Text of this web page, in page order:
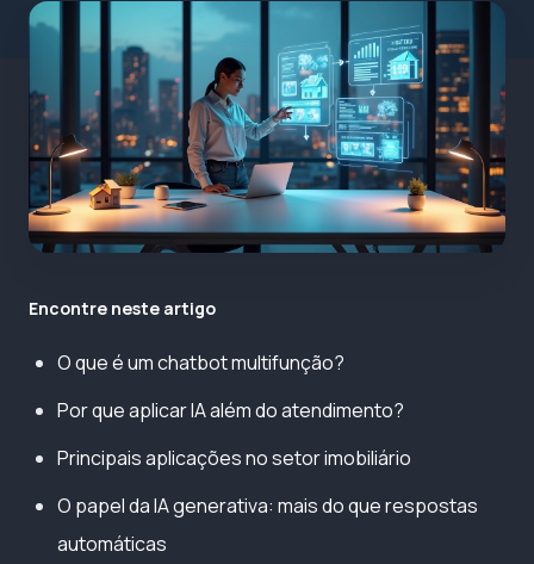
Encontre neste artigo
O que é um chatbot multifunção?
Por que aplicar IA além do atendimento?
Principais aplicações no setor imobiliário
O papel da IA generativa: mais do que respostas
automáticas